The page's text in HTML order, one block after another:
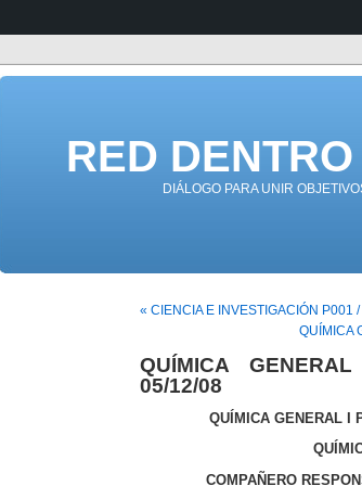
RED
DIÁLOGO PARA UNIR
« CIENCIA E INVESTIGACIÓN P001
QUÍMICA
QUÍMICA
05/12/08
QUÍMICA GENERAL I
COMPAÑERO